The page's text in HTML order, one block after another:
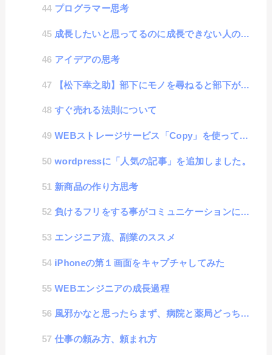
プログラマー思考
成長したいと思ってるのに成長できない人の特徴
アイデアの思考
【松下幸之助】部下にモノを尋ねると部下が成長する
すぐ売れる法則について
WEBストレージサービス「Copy」を使ってみた
wordpressに「人気の記事」を追加しました。
新商品の作り方思考
負けるフリをする事がコミュニケーションにつながる
エンジニア流、副業のススメ
iPhoneの第１画面をキャプチャしてみた
WEBエンジニアの成長過程
風邪かなと思ったらまず、病院と薬局どっちに行く？
仕事の頼み方、頼まれ方